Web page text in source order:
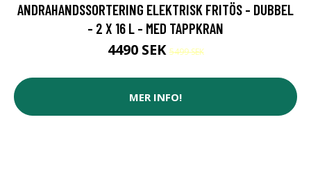
ANDRAHANDSSORTERING ELEKTRISK FRITÖS - DUBBEL
- 2 X 16 L - MED TAPPKRAN
4490 SEK5499 SEK
MER INFO!